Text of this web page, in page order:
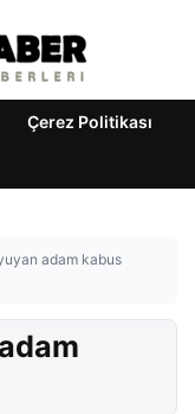
Çerez Politikası
adam kabus